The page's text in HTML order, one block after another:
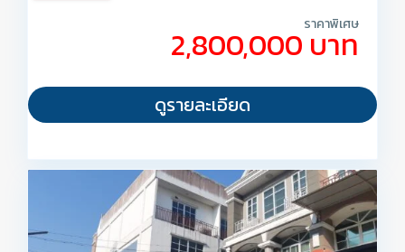
ราคาพิเศษ
2,800,000 บาท
ดูรายละเอียด